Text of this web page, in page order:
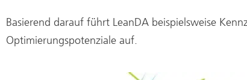
Basierend darauf führt LeanDA beispielsweise
Optimierungspotenziale auf.